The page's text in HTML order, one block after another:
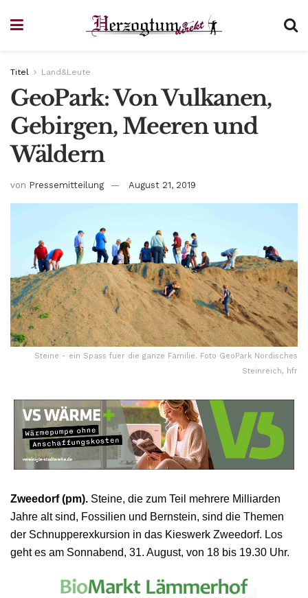
Titel Land&Leute
GeoPark: Von Vulkanen,
Gebirgen, Meeren und
Wäldern
von Pressemitteilung August 21, 2019
Steine - ein Spass fuer die ganze Familie. Foto GeoPark Nordisches
Steinreich, hfr
Zweedorf (pm). Steine, die zum Teil mehrere Milliarden
Jahre alt sind, Fossilien und Bernstein, sind die Themen
der Schnupperexkursion in das Kieswerk Zweedorf. Los
geht es am Sonnabend, 31. August, von 18 bis 19.30 Uhr.